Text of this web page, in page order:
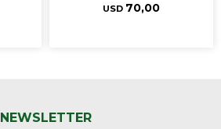
USD 70,00
NEWSLETTER